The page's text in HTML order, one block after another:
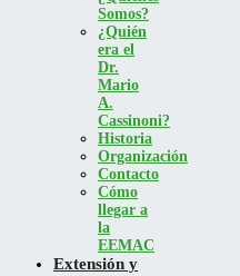
Somos?
¿Quién
era el
Dr.
Mario
A.
Cassinoni?
Historia
Organización
Contacto
Cómo
llegar a
la
EEMAC
Extensión y